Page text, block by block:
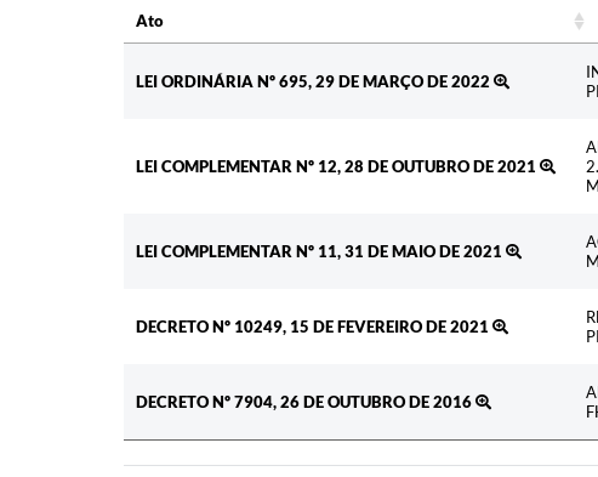
Ato
LEI ORDINÁRIA Nº 695, 29 DE MARÇO DE 2022
LEI COMPLEMENTAR Nº 12, 28 DE OUTUBRO DE 2021
LEI COMPLEMENTAR Nº 11, 31 DE MAIO DE 2021
DECRETO Nº 10249, 15 DE FEVEREIRO DE 2021
DECRETO Nº 7904, 26 DE OUTUBRO DE 2016